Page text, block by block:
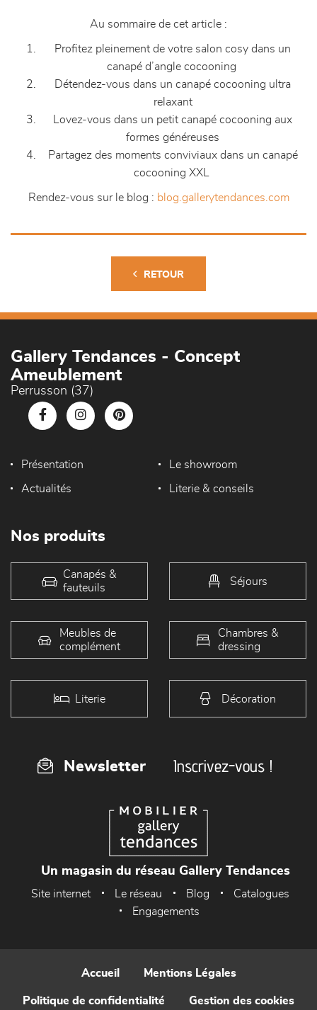
Au sommaire de cet article :
Profitez pleinement de votre salon cosy dans un
canapé d’angle cocooning
Détendez-vous dans un canapé cocooning ultra
relaxant
Lovez-vous dans un petit canapé cocooning aux
formes généreuses
Partagez des moments conviviaux dans un canapé
cocooning XXL
Rendez-vous sur le blog : blog.gallerytendances.com
RETOUR
Gallery Tendances - Concept
Ameublement
Perrusson (37)
Présentation Le showroom
Actualités Literie & conseils
Nos produits
Canapés &
fauteuils
Séjours
Meubles de
complément
Chambres &
dressing
Literie Décoration
Newsletter Inscrivez-vous !
Un magasin du réseau Gallery Tendances
Site internet Le réseau Blog
Catalogues
Engagements
Accueil Mentions Légales
Politique de confidentialité Gestion des cookies